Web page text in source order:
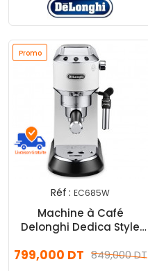
Promo
Réf : EC685W
Machine à Café
Delonghi Dedica Style
849,000 DT
799,000 DT